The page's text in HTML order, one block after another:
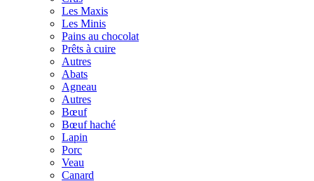
Les Maxis
Les Minis
Pains au chocolat
Prêts à cuire
Autres
Abats
Agneau
Autres
Bœuf
Bœuf haché
Lapin
Porc
Veau
Canard